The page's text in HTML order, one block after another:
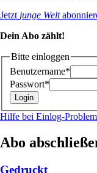
Jetzt junge Welt
Dein Abo zählt!
Bitte einloggen
Benutzername*
Passwort*
Hilfe bei Einlog-
Abo
Gedruckt